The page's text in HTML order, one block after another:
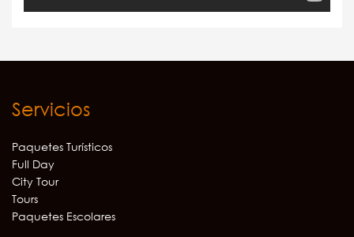
Servicios
Paquetes Turísticos
Full Day
City Tour
Tours
Paquetes Escolares